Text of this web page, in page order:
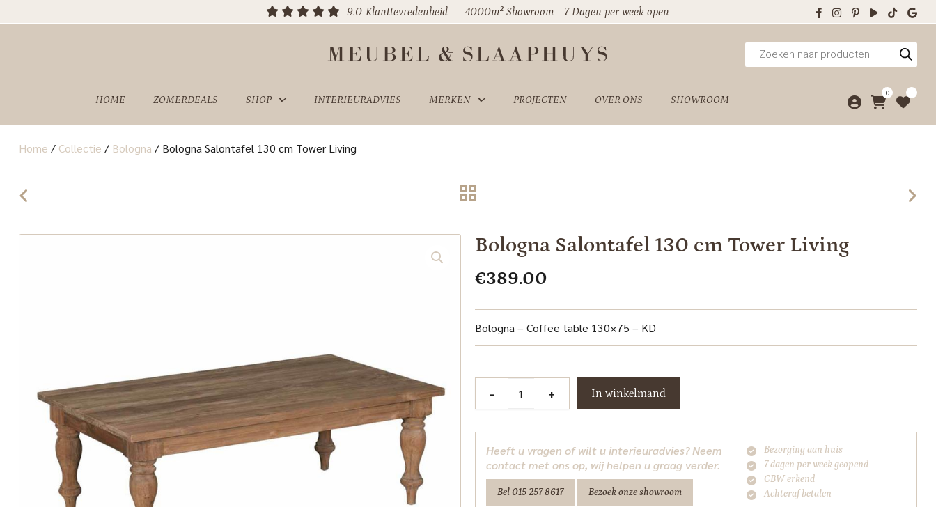
9.0 Klanttevredenheid 4000m² Showroom 7 Dagen per week open
Producten
zoeken
HOME ZOMERDEALS SHOP INTERIEURADVIES MERKEN PROJECTEN OVER ONS SHOWROOM
0
Home / Collectie / Bologna / Bologna Salontafel 130 cm Tower Living
Bologna Salontafel 130 cm Tower Living
€389.00
Bologna – Coffee table 130×75 – KD
-
Tower
Living
aantal
+ In winkelmand
Heeft u vragen of wilt u interieuradvies? Neem
contact met ons op, wij helpen u graag verder.
Bel 015 257 8617 Bezoek onze showroom
Bezorging aan huis
7 dagen per week geopend
CBW erkend
Achteraf betalen